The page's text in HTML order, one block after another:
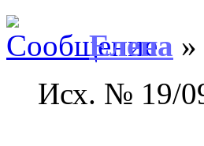
Елена »
Исх. № 19/